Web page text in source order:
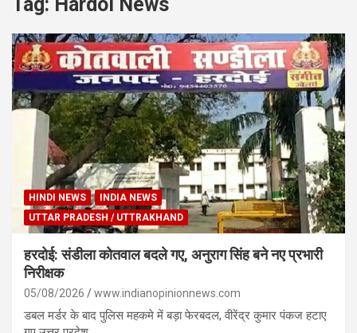
HINDI NEWS
INDIA NEWS
UTTAR PRADESH / UTTRAKHAND
हरदोई: संडीला कोतवाल बदले गए, अनुराग सिंह बने नए प्रभारी
निरीक्षक
05/08/2026 www.indianopinionnews.com
डबल मर्डर के बाद पुलिस महकमे में बड़ा फेरबदल, वीरेंद्र कुमार पंकज हटाए